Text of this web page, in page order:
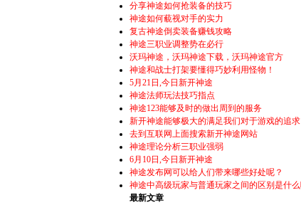
分享神途如何抢装备的技巧
神途如何藐视对手的实力
复古神途倒卖装备赚钱攻略
神途三职业调整势在必行
沃玛神途，沃玛神途下载，沃玛神途官方
神途和战士打架要懂得巧妙利用怪物！
5月21日,今日新开神途
神途法师玩法技巧指点
神途123能够及时的做出周到的服务
新开神途能够极大的满足我们对于游戏的追求
去到互联网上面搜索新开神途网站
神途理论分析三职业强弱
6月10日,今日新开神途
神途发布网可以给人们带来哪些好处呢？
神途中高级玩家与普通玩家之间的区别是什么
最新文章